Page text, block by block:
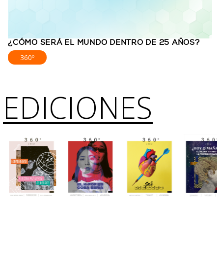
¿CÓMO SERÁ EL MUNDO DENTRO DE 25 AÑOS?
360º
EDICIONES